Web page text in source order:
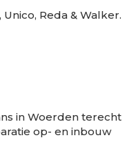
Reda & Walker.
in Woerden terecht
op- en inbouw